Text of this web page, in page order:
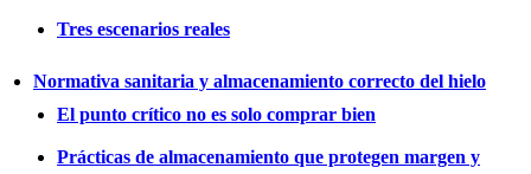
Tres escenarios reales
Normativa sanitaria y almacenamiento correcto del hielo
El punto crítico no es solo comprar bien
Prácticas de almacenamiento que protegen margen y